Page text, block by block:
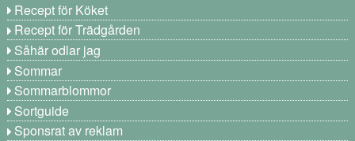
Recept för Köket
Recept för Trädgården
Såhär odlar jag
Sommar
Sommarblommor
Sortguide
Sponsrat av reklam